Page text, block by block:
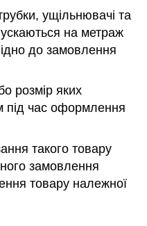
ущільнювачі та
на метраж
до замовлення
розмір яких
під час оформлення
такого товару
замовлення
товару належної